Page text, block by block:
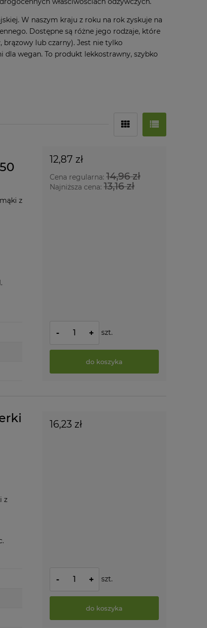
W naszym kraju z roku na rok zyskuje na
Dostępne są różne jego rodzaje, które
brązowy lub czarny). Jest nie tylko
wegan. To produkt lekkostrawny, szybko
z
12,87 zł
Cena regularna: 14,96 zł
Najniższa cena: 13,16 zł
- + szt.
do koszyka
z
16,23 zł
- + szt.
do koszyka